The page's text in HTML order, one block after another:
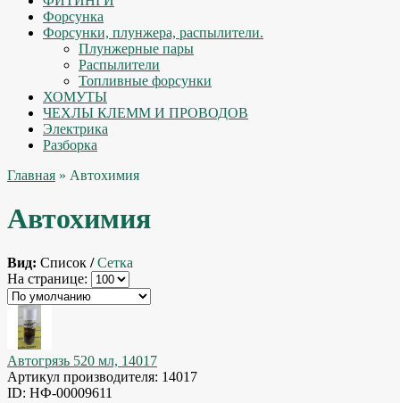
Форсунка
Форсунки, плунжера, распылители.
Плунжерные пары
Распылители
Топливные форсунки
ХОМУТЫ
ЧЕХЛЫ КЛЕММ И ПРОВОДОВ
Электрика
Разборка
Главная » Автохимия
Автохимия
Вид: Список / Сетка
На странице:
Автогрязь 520 мл, 14017
Артикул производителя: 14017
ID: НФ-00009611